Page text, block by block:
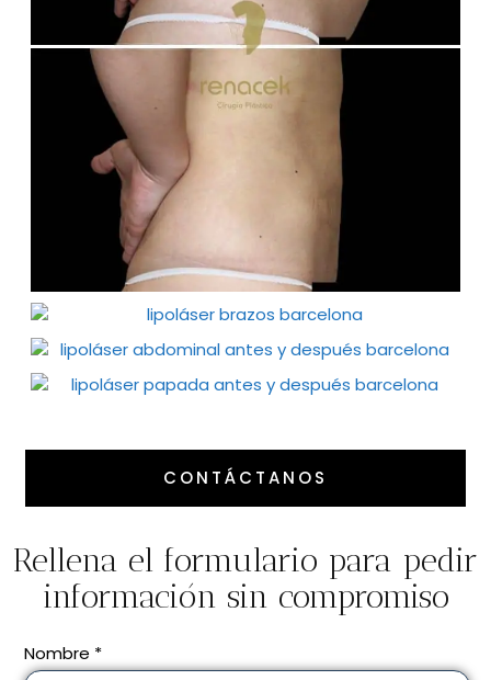
CONTÁCTANOS
Rellena el formulario para pedir
información sin compromiso
Nombre *